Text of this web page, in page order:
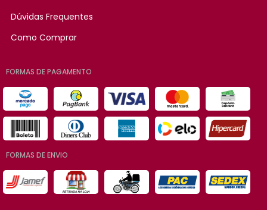
Dúvidas Frequentes
Como Comprar
FORMAS DE PAGAMENTO
FORMAS DE ENVIO